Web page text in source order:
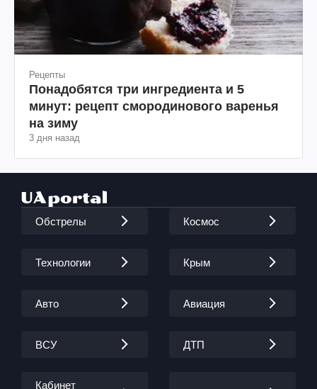
Рецепты
Понадобятся три ингредиента и 5
минут: рецепт смородинового варенья
на зиму
3 дня назад
Обстрелы Космос
Технологии Крым
Авто Авиация
ВСУ ДТП
Кабинет